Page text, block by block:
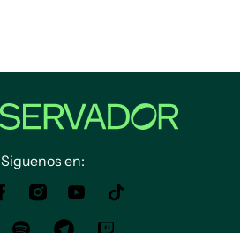
Siguenos en: